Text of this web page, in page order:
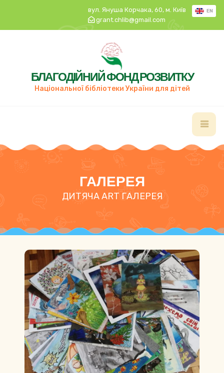
вул. Януша Корчака, 60, м. Київ
grant.chlib@gmail.com
EN
БЛАГОДІЙНИЙ ФОНД РОЗВИТКУ
Національної бібліотеки України для дітей
ГАЛЕРЕЯ
ДИТЯЧА ART ГАЛЕРЕЯ